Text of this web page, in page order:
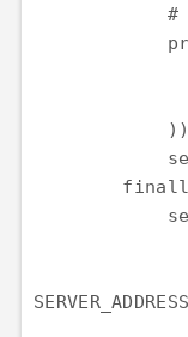
#
            ))